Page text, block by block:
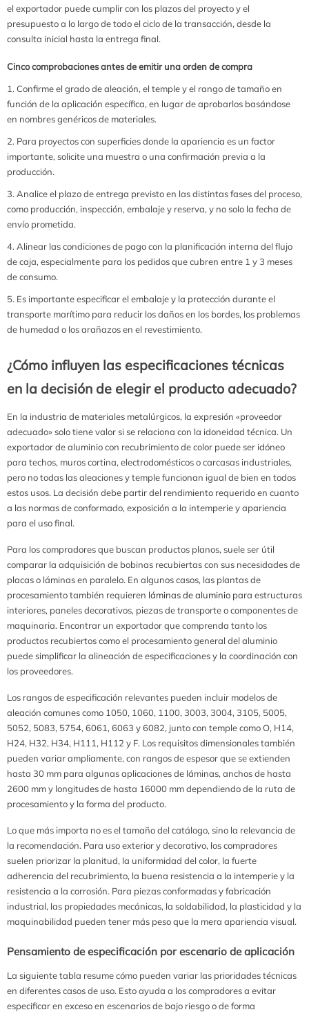
el exportador puede cumplir con los plazos del proyecto y el
presupuesto a lo largo de todo el ciclo de la transacción, desde la
consulta inicial hasta la entrega final.
Cinco comprobaciones antes de emitir una orden de compra
Confirme el grado de aleación, el temple y el rango de tamaño en
función de la aplicación específica, en lugar de aprobarlos basándose
en nombres genéricos de materiales.
Para proyectos con superficies donde la apariencia es un factor
importante, solicite una muestra o una confirmación previa a la
producción.
Analice el plazo de entrega previsto en las distintas fases del proceso,
como producción, inspección, embalaje y reserva, y no solo la fecha de
envío prometida.
Alinear las condiciones de pago con la planificación interna del flujo
de caja, especialmente para los pedidos que cubren entre 1 y 3 meses
de consumo.
Es importante especificar el embalaje y la protección durante el
transporte marítimo para reducir los daños en los bordes, los problemas
de humedad o los arañazos en el revestimiento.
¿Cómo influyen las especificaciones técnicas
en la decisión de elegir el producto adecuado?
En la industria de materiales metalúrgicos, la expresión «proveedor
adecuado» solo tiene valor si se relaciona con la idoneidad técnica. Un
exportador de aluminio con recubrimiento de color puede ser idóneo
para techos, muros cortina, electrodomésticos o carcasas industriales,
pero no todas las aleaciones y temple funcionan igual de bien en todos
estos usos. La decisión debe partir del rendimiento requerido en cuanto
a las normas de conformado, exposición a la intemperie y apariencia
para el uso final.
Para los compradores que buscan productos planos, suele ser útil
comparar la adquisición de bobinas recubiertas con sus necesidades de
placas o láminas en paralelo. En algunos casos, las plantas de
procesamiento también requieren láminas de aluminio para estructuras
interiores, paneles decorativos, piezas de transporte o componentes de
maquinaria. Encontrar un exportador que comprenda tanto los
productos recubiertos como el procesamiento general del aluminio
puede simplificar la alineación de especificaciones y la coordinación con
los proveedores.
Los rangos de especificación relevantes pueden incluir modelos de
aleación comunes como 1050, 1060, 1100, 3003, 3004, 3105, 5005,
5052, 5083, 5754, 6061, 6063 y 6082, junto con temple como O, H14,
H24, H32, H34, H111, H112 y F. Los requisitos dimensionales también
pueden variar ampliamente, con rangos de espesor que se extienden
hasta 30 mm para algunas aplicaciones de láminas, anchos de hasta
2600 mm y longitudes de hasta 16000 mm dependiendo de la ruta de
procesamiento y la forma del producto.
Lo que más importa no es el tamaño del catálogo, sino la relevancia de
la recomendación. Para uso exterior y decorativo, los compradores
suelen priorizar la planitud, la uniformidad del color, la fuerte
adherencia del recubrimiento, la buena resistencia a la intemperie y la
resistencia a la corrosión. Para piezas conformadas y fabricación
industrial, las propiedades mecánicas, la soldabilidad, la plasticidad y la
maquinabilidad pueden tener más peso que la mera apariencia visual.
Pensamiento de especificación por escenario de aplicación
La siguiente tabla resume cómo pueden variar las prioridades técnicas
en diferentes casos de uso. Esto ayuda a los compradores a evitar
especificar en exceso en escenarios de bajo riesgo o de forma